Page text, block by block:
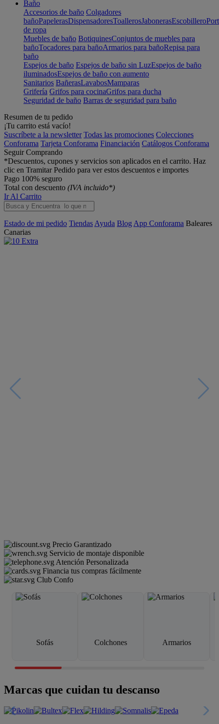
Baño
Accesorios de baño Colgadores
bañoPapelerasDispensadoresToallerosJabonerasEscobillero
de ropa
Muebles de baño BotiquinesConjuntos de muebles para
bañoTocadores para bañoArmarios para bañoRepisa para
baño
Espejos de baño Espejos de baño sin LuzEspejos de baño
iluminadosEspejos de baño con aumento
Sanitarios BañerasLavabosMamparas
Grifería Grifos para cocinaGrifos para ducha
Seguridad de baño Barras de seguridad para baño
Resumen de tu pedido
¡Tu carrito está vacío!
Suscríbete a la newsletter Todas las promociones Colecciones
Conforama Tarjeta Conforama Financiación Catálogos Conforama
Seguir Comprando
*Descuentos, cupones y servicios son aplicados en el carrito. Haz
clic en Tramitar Pedido para ver estos descuentos e importes
Pago 100% seguro
Total con descuento (IVA incluido*)
Ir Al Carrito
Estado de mi pedido Tiendas Ayuda Blog App Conforama Baleares
Canarias
Precio Garantizado
Servicio de montaje disponible
Atención Personalizada
Financia tus compras fácilmente
Club Confo
Sofás Colchones Armarios
Marcas que cuidan tu descanso